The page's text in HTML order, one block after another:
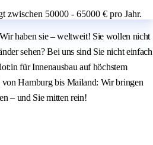
zwischen 50000 - 65000 € pro Jahr.
haben sie – weltweit! Sie wollen nicht
sehen? Bei uns sind Sie nicht einfach
für Innenausbau auf höchstem
Hamburg bis Mailand: Wir bringen
– und Sie mitten rein!